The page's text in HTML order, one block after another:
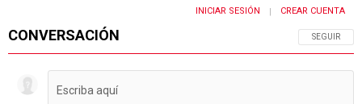
CONVERSACIÓN SIGA ESTA
SEGUIR
INICIAR SESIÓN | CREAR CUENTA